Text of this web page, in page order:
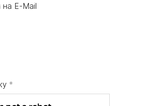
на E-Mail